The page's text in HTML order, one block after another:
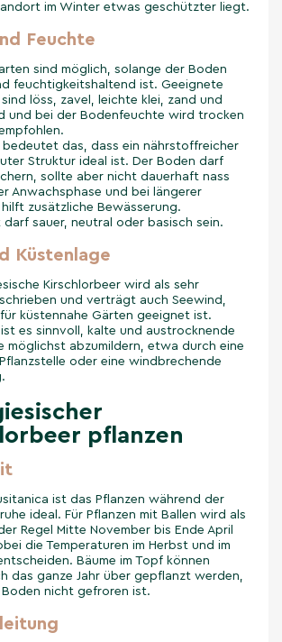
im Winter etwas geschützter liegt.
Feuchte
sind möglich, solange der Boden
feuchtigkeitshaltend ist. Geeignete
löss, zavel, leichte klei, zand und
und bei der Bodenfeuchte wird trocken
bedeutet das, dass ein nährstoffreicher
Struktur ideal ist. Der Boden darf
sollte aber nicht dauerhaft nass
Anwachsphase und bei längerer
zusätzliche Bewässerung.
darf sauer, neutral oder basisch sein.
Küstenlage
Kirschlorbeer wird als sehr
und verträgt auch Seewind,
küstennahe Gärten geeignet ist.
es sinnvoll, kalte und austrocknende
möglichst abzumildern, etwa durch eine
oder eine windbrechende
pflanzen
ist das Pflanzen während der
ideal. Für Pflanzen mit Ballen wird als
Regel Mitte November bis Ende April
die Temperaturen im Herbst und im
Bäume im Topf können
das ganze Jahr über gepflanzt werden,
nicht gefroren ist.